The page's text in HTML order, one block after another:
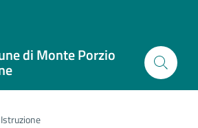
di Monte Porzio
Istruzione